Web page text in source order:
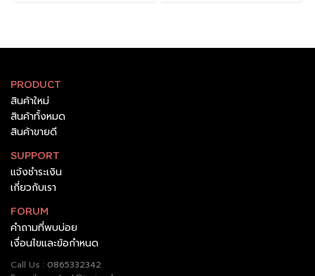
PRODUCT
สินค้าใหม่
สินค้าทั้งหมด
สินค้าขายดี
SUPPORT
แจ้งชำระเงิน
เกี่ยวกับเรา
FORUM
คำถามที่พบบ่อย
เงื่อนไขและข้อกำหนด
Call Us : 0865332342